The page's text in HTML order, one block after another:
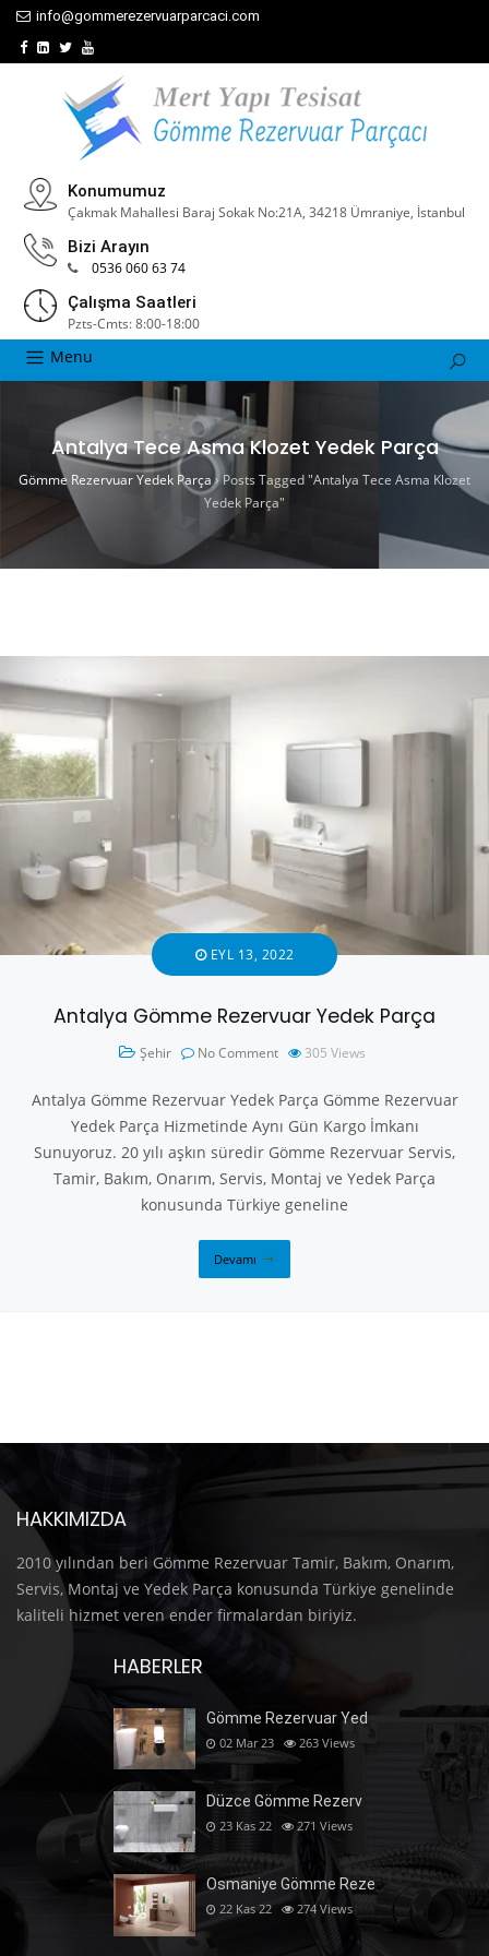
info@gommerezervuarparcaci.com
Konumumuz
Çakmak Mahallesi Baraj Sokak No:21A, 34218 Ümraniye, İstanbul
Bizi Arayın
0536 060 63 74
Çalışma Saatleri
Pzts-Cmts: 8:00-18:00
Menu
Antalya Tece Asma Klozet Yedek Parça
Gömme Rezervuar Yedek Parça›Posts Tagged "Antalya Tece Asma Klozet
Yedek Parça"
EYL 13, 2022
Antalya Gömme Rezervuar Yedek Parça
Şehir No Comment 305 Views
Antalya Gömme Rezervuar Yedek Parça Gömme Rezervuar
Yedek Parça Hizmetinde Aynı Gün Kargo İmkanı
Sunuyoruz. 20 yılı aşkın süredir Gömme Rezervuar Servis,
Tamir, Bakım, Onarım, Servis, Montaj ve Yedek Parça
konusunda Türkiye geneline
Devamı
HAKKIMIZDA
2010 yılından beri Gömme Rezervuar Tamir, Bakım, Onarım,
Servis, Montaj ve Yedek Parça konusunda Türkiye genelinde
kaliteli hizmet veren ender firmalardan biriyiz.
HABERLER
Gömme Rezervuar Yed
02 Mar 23 263 Views
Düzce Gömme Rezerv
23 Kas 22 271 Views
Osmaniye Gömme Reze
22 Kas 22 274 Views